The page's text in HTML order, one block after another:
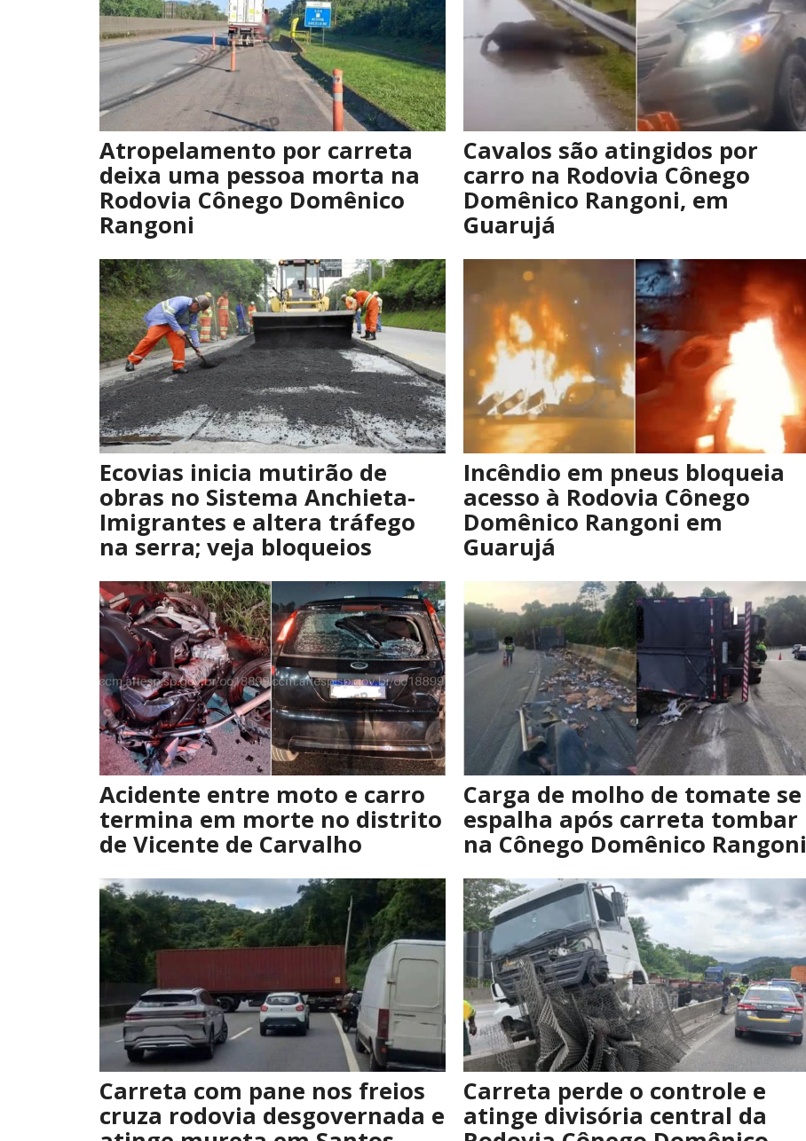
Atropelamento por carreta
deixa uma pessoa morta na
Rodovia Cônego Domênico
Rangoni
Cavalos são atingidos por
carro na Rodovia Cônego
Domênico Rangoni, em
Guarujá
Ecovias inicia mutirão de
obras no Sistema Anchieta-
Imigrantes e altera tráfego
na serra; veja bloqueios
Incêndio em pneus bloqueia
acesso à Rodovia Cônego
Domênico Rangoni em
Guarujá
Acidente entre moto e carro
termina em morte no distrito
de Vicente de Carvalho
Carga de molho de tomate se
espalha após carreta tombar
na Cônego Domênico Rangoni
Carreta com pane nos freios
cruza rodovia desgovernada e
Carreta perde o controle e
atinge divisória central da